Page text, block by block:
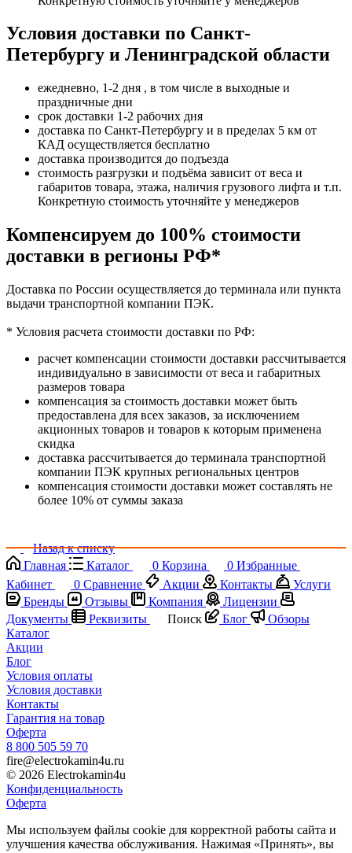
Условия доставки по Санкт-
Петербургу и Ленинградской области
ежедневно, 1-2 дня , в том числе в выходные и
праздничные дни
срок доставки 1-2 рабочих дня
доставка по Санкт-Петербургу и в пределах 5 км от
КАД осуществляется бесплатно
доставка производится до подъезда
стоимость разгрузки и подъёма зависит от веса и
габаритов товара, этажа, наличия грузового лифта и т.п.
Конкретную стоимость уточняйте у менеджеров
Компенсируем до 100% стоимости
доставки в регионы РФ*
Доставка по России осуществляется до терминала или пункта
выдачи транспортной компании ПЭК.
* Условия расчета стоимости доставки по РФ:
расчет компенсации стоимости доставки рассчитывается
индивидуально в зависимости от веса и габаритных
размеров товара
компенсация за стоимость доставки может быть
предоставлена для всех заказов, за исключением
акционных товаров и товаров к которым применена
скидка
доставка рассчитывается до терминала транспортной
компании ПЭК крупных региональных центров
компенсация стоимости доставки может составлять не
более 10% от суммы заказа
Назад к списку
Главная
Каталог 0 Корзина 0 Избранные
Кабинет
0 Сравнение Акции Контакты
Услуги
Бренды
Отзывы Компания
Лицензии
Документы
Реквизиты Поиск Блог
Обзоры
Каталог
Акции
Блог
Условия оплаты
Условия доставки
Контакты
Гарантия на товар
Оферта
8 800 505 59 70
fire@electrokamin4u.ru
© 2026 Electrokamin4u
Конфиденциальность
Оферта
Мы используем файлы cookie для корректной работы сайта и
улучшения качества обслуживания. Нажимая «Принять», вы